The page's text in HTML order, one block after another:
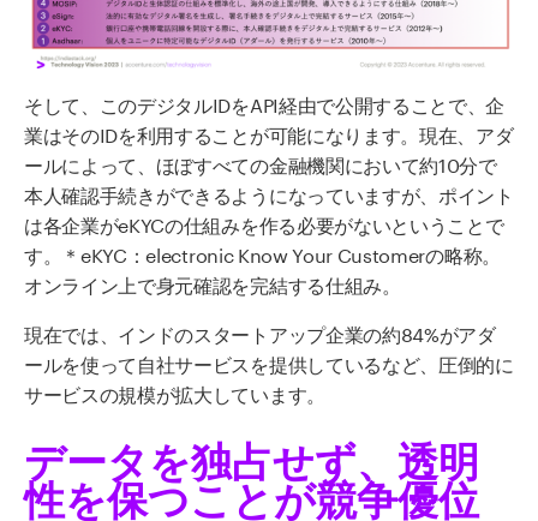
そして、このデジタルIDをAPI経由で公開することで、企
業はそのIDを利用することが可能になります。現在、アダ
ールによって、ほぼすべての金融機関において約10分で
本人確認手続きができるようになっていますが、ポイント
は各企業がeKYCの仕組みを作る必要がないということで
す。＊eKYC：electronic Know Your Customerの略称。
オンライン上で身元確認を完結する仕組み。
現在では、インドのスタートアップ企業の約84%がアダ
ールを使って自社サービスを提供しているなど、圧倒的に
サービスの規模が拡大しています。
データを独占せず、透明
性を保つことが競争優位